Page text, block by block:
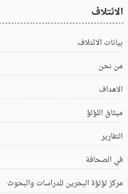
الائتلاف
بيانات الائتلاف
من نحن
الاهداف
ميثاق اللؤلؤ
التقارير
في الصحافة
مركز لؤلؤة البحرين للدراسات والبحوث